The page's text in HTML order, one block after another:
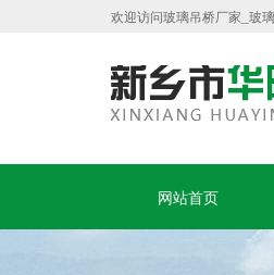
欢迎访问玻璃吊桥厂家_玻
网站首页